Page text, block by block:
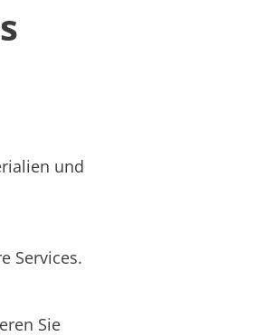
und
Services.
Sie